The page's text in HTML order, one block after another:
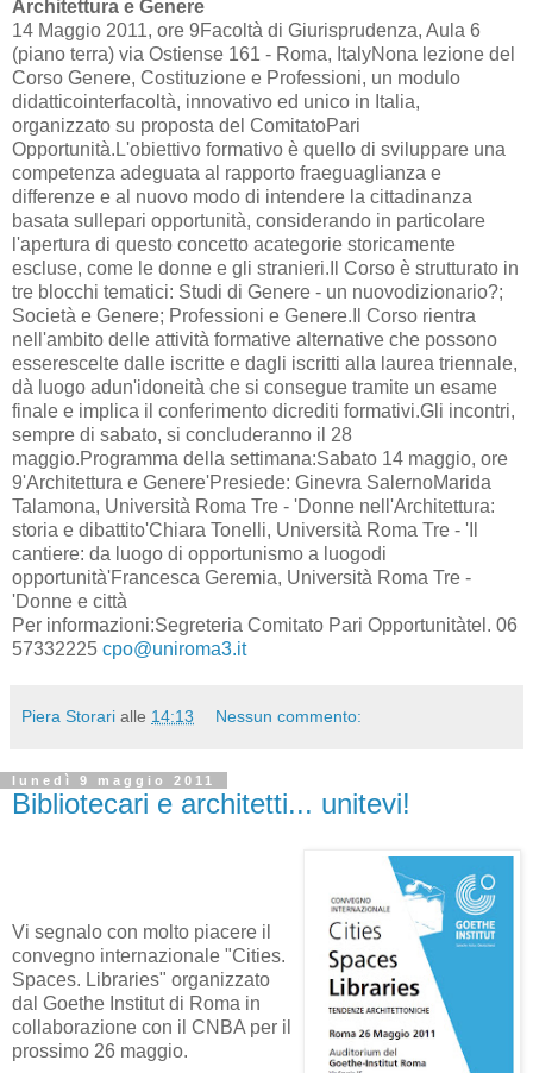
Architettura e Genere
14 Maggio 2011, ore 9Facoltà di Giurisprudenza, Aula 6
(piano terra) via Ostiense 161 - Roma, ItalyNona lezione del
Corso Genere, Costituzione e Professioni, un modulo
didatticointerfacoltà, innovativo ed unico in Italia,
organizzato su proposta del ComitatoPari
Opportunità.L'obiettivo formativo è quello di sviluppare una
competenza adeguata al rapporto fraeguaglianza e
differenze e al nuovo modo di intendere la cittadinanza
basata sullepari opportunità, considerando in particolare
l'apertura di questo concetto acategorie storicamente
escluse, come le donne e gli stranieri.Il Corso è strutturato in
tre blocchi tematici: Studi di Genere - un nuovodizionario?;
Società e Genere; Professioni e Genere.Il Corso rientra
nell'ambito delle attività formative alternative che possono
esserescelte dalle iscritte e dagli iscritti alla laurea triennale,
dà luogo adun'idoneità che si consegue tramite un esame
finale e implica il conferimento dicrediti formativi.Gli incontri,
sempre di sabato, si concluderanno il 28
maggio.Programma della settimana:Sabato 14 maggio, ore
9'Architettura e Genere'Presiede: Ginevra SalernoMarida
Talamona, Università Roma Tre - 'Donne nell'Architettura:
storia e dibattito'Chiara Tonelli, Università Roma Tre - 'Il
cantiere: da luogo di opportunismo a luogodi
opportunità'Francesca Geremia, Università Roma Tre -
'Donne e città
Per informazioni:Segreteria Comitato Pari Opportunitàtel. 06
57332225 cpo@uniroma3.it
Piera Storari alle 14:13 Nessun commento:
lunedì 9 maggio 2011
Bibliotecari e architetti... unitevi!
Vi segnalo con molto piacere il
convegno internazionale "Cities.
Spaces. Libraries" organizzato
dal Goethe Institut di Roma in
collaborazione con il CNBA per il
prossimo 26 maggio.